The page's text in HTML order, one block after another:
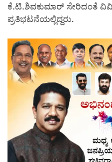
ಕೆ.ಟಿ.ಶಿವಕುಮಾರ್ ಸೇರಿದಂತೆ
ಪ್ರತಿಭಟನೆಯಲ್ಲಿದ್ದರು.